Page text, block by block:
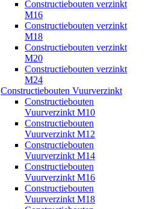
Constructiebouten verzinkt
M16
Constructiebouten verzinkt
M18
Constructiebouten verzinkt
M20
Constructiebouten verzinkt
M24
Constructiebouten Vuurverzinkt
Constructiebouten
Vuurverzinkt M10
Constructiebouten
Vuurverzinkt M12
Constructiebouten
Vuurverzinkt M14
Constructiebouten
Vuurverzinkt M16
Constructiebouten
Vuurverzinkt M18